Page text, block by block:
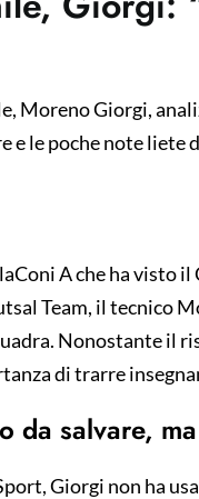
Moreno Giorgi,
e le poche note liete
A che ha visto
Team, il tecnico
Nonostante il
di trarre
da salvare,
Giorgi non ha